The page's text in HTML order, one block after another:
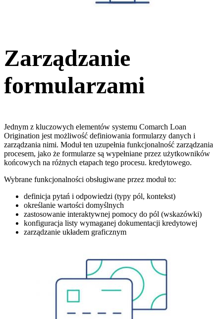
Zarządzanie
formularzami
Jednym z kluczowych elementów systemu Comarch Loan
Origination jest możliwość definiowania formularzy danych i
zarządzania nimi. Moduł ten uzupełnia funkcjonalność zarządzania
procesem, jako że formularze są wypełniane przez użytkowników
końcowych na różnych etapach tego procesu. kredytowego.
Wybrane funkcjonalności obsługiwane przez moduł to:
definicja pytań i odpowiedzi (typy pól, kontekst)
określanie wartości domyślnych
zastosowanie interaktywnej pomocy do pól (wskazówki)
konfiguracja listy wymaganej dokumentacji kredytowej
zarządzanie układem graficznym